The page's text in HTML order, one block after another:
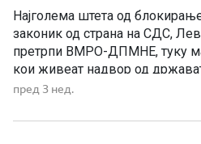
Најголема штета од
законик од страна на СДС,
претрпи ВМРО-ДПМНЕ, туку
кои живеат надвор од
на ВМРО-ДПМНЕ, Валентин
на новото законско решение,
пред 3 нед.